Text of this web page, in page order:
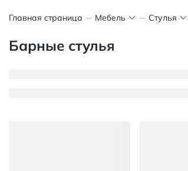
Главная страница Мебель Стулья
Барные стулья